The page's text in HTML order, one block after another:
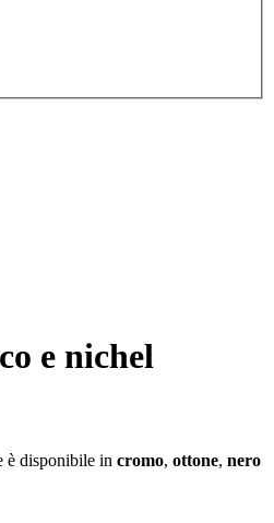
e nichel
è disponibile in cromo, ottone, nero